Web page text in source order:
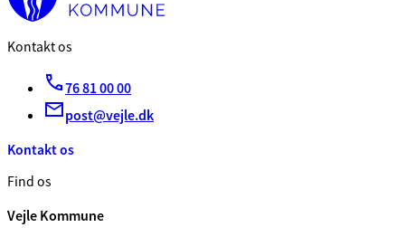
Kontakt os
76 81 00 00
post@vejle.dk
Kontakt os
Find os
Vejle Kommune